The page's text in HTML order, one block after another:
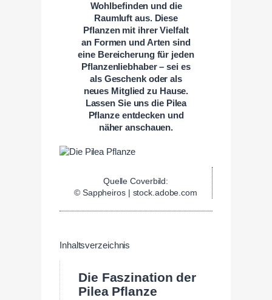
Wohlbefinden und die
Raumluft aus. Diese
Pflanzen mit ihrer Vielfalt
an Formen und Arten sind
eine Bereicherung für jeden
Pflanzenliebhaber – sei es
als Geschenk oder als
neues Mitglied zu Hause.
Lassen Sie uns die Pilea
Pflanze entdecken und
näher anschauen.
Quelle Coverbild:
© Sappheiros | stock.adobe.com
Inhaltsverzeichnis
Die Faszination der
Pilea Pflanze